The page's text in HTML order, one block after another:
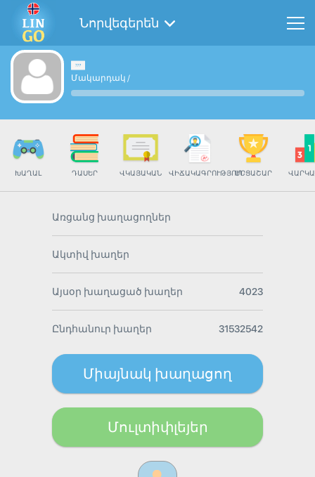
Նորվեգերեն
Մակարդակ /
ԽԱՂԱԼ ԴԱՍԵՐ ՎԿԱՅԱԿԱՆ ՎԻՃԱԿԱԳՐՈՒԹՅՈՒՆՄՐՑԱՇԱՐ
Առցանց խաղացողներ
Ակտիվ խաղեր
Այսօր խաղացած խաղեր 4023
Ընդհանուր խաղեր 31532542
Միայնակ խաղացող
Մուլտիփլեյեր